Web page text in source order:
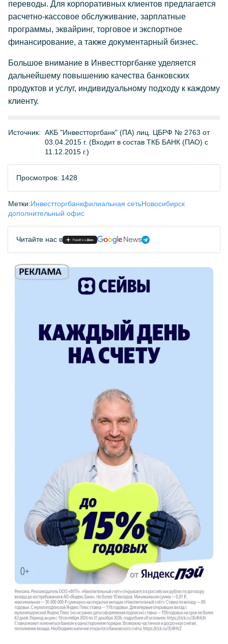
переводы. Для корпоративных клиентов предлагается
расчетно-кассовое обслуживание, зарплатные
программы, эквайринг, торговое и экспортное
финансирование, а также документарный бизнес.
Большое внимание в Инвестторгбанке уделяется
дальнейшему повышению качества банковских
продуктов и услуг, индивидуальному подходу к каждому
клиенту.
Источник: АКБ "Инвестторгбанк" (ПА) лиц. ЦБРФ № 2763 от
03.04.2015 г. (Входит в состав ТКБ БАНК (ПАО) с
11.12.2015 г.)
Просмотров: 1428
Метки:Инвестторгбанкфилиальная сетьНовосибирск
дополнительный офис
Читайте нас в